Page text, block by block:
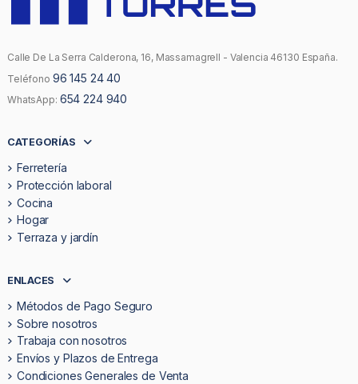
Calle De La Serra Calderona, 16, Massamagrell - Valencia 46130 España.
Teléfono 96 145 24 40
WhatsApp: 654 224 940
CATEGORÍAS
Ferretería
Protección laboral
Cocina
Hogar
Terraza y jardín
ENLACES
Métodos de Pago Seguro
Sobre nosotros
Trabaja con nosotros
Envíos y Plazos de Entrega
Condiciones Generales de Venta